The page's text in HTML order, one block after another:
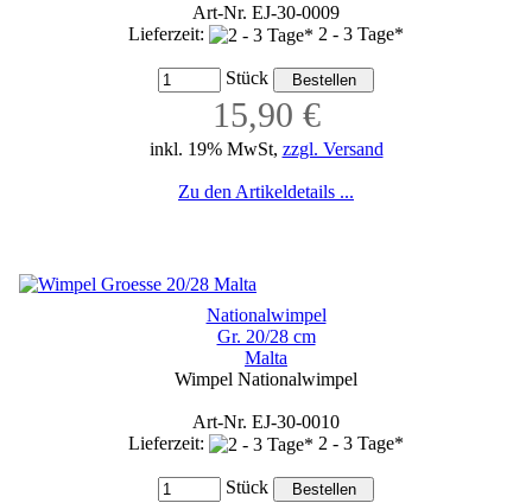
Art-Nr. EJ-30-0009
Lieferzeit:
2 - 3 Tage*
Stück
15,90 €
inkl. 19% MwSt, zzgl. Versand
Zu den Artikeldetails ...
Nationalwimpel
Gr. 20/28 cm
Malta
Wimpel Nationalwimpel
Art-Nr. EJ-30-0010
Lieferzeit:
2 - 3 Tage*
Stück